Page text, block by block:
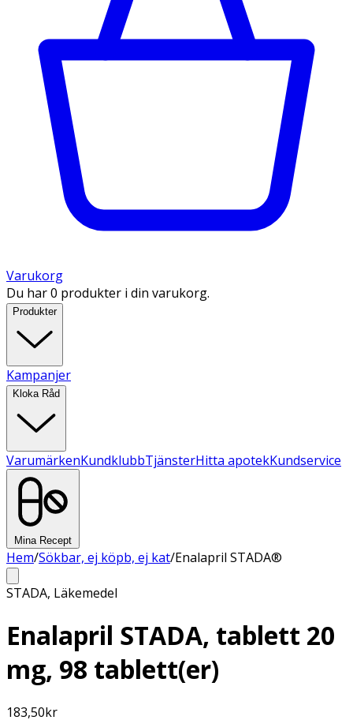
Varukorg
Du har 0 produkter i din varukorg.
Produkter
Kampanjer
Kloka Råd
VarumärkenKundklubbTjänsterHitta apotekKundservice
Mina Recept
Hem/Sökbar, ej köpb, ej kat/Enalapril STADA®
STADA, Läkemedel
Enalapril STADA, tablett 20
mg, 98 tablett(er)
183,50kr